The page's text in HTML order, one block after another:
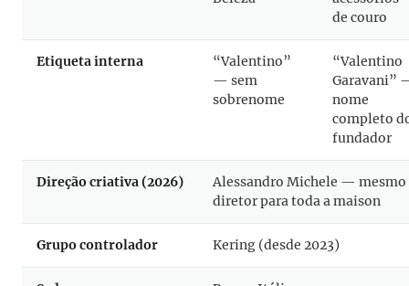
de couro
Etiqueta interna
“Valentino”
— sem
sobrenome
“Valentino
Garavani”
nome
completo
fundador
Direção criativa (2026)
Alessandro Michele — mesmo
diretor para toda a maison
Grupo controlador Kering (desde 2023)